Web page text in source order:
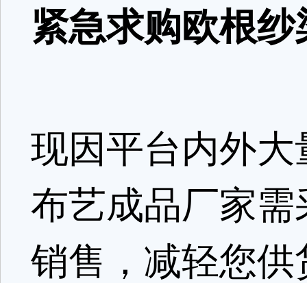
紧急求购欧根
现因平台内外
布艺成品厂家
销售，减轻您